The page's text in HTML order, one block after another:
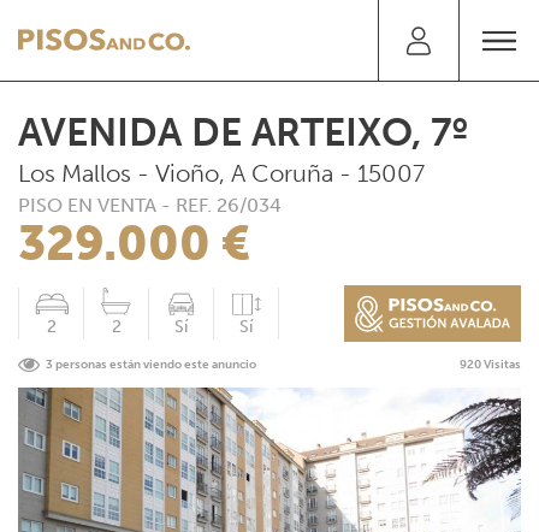
AVENIDA DE ARTEIXO, 7º
Los Mallos - Vioño, A Coruña - 15007
PISO EN VENTA - REF. 26/034
329.000 €
2 2 Sí Sí
3 personas están viendo este anuncio 920 Visitas